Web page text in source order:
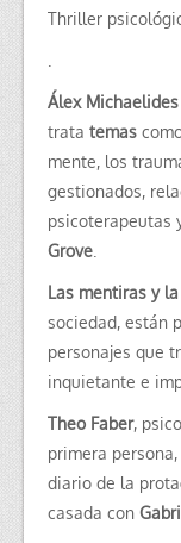
Thriller
Álex Michaelides
trata temas
mente, los
gestionados,
psicoterapeutas
Grove
Las mentiras y
sociedad, están
personajes que
inquietante e
Theo Faber,
primera
diario de la
casada con